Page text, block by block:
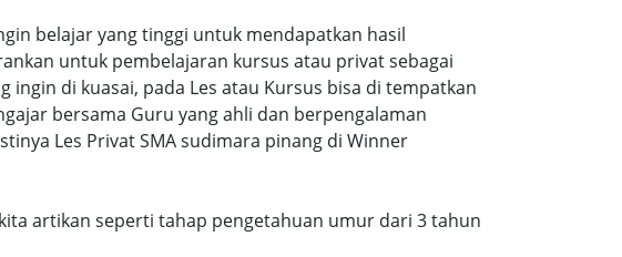
belajar yang tinggi untuk mendapatkan hasil
untuk pembelajaran kursus atau privat sebagai
di kuasai, pada Les atau Kursus bisa di tempatkan
bersama Guru yang ahli dan berpengalaman
Les Privat SMA sudimara pinang di Winner
artikan seperti tahap pengetahuan umur dari 3 tahun